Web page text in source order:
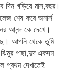
গড়িয়ে মাস,বছর।
শেষ করে অনার্স
আনন্দ কে দেখে।
আপনি থেকে তুমি
পাছা,দুদ একদম
প্রথম দেখাতেই